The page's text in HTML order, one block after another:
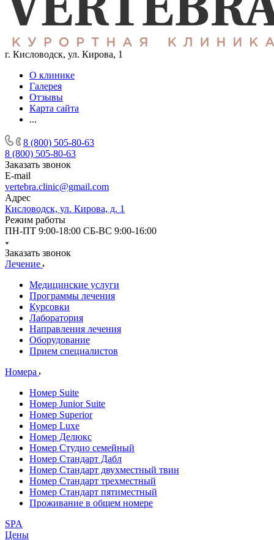
г. Кисловодск, ул. Кирова, 1
О клинике
Галерея
Отзывы
Карта сайта
...
8 (800) 505-80-63
8 (800) 505-80-63
Заказать звонок
E-mail
vertebra.clinic@gmail.com
Адрес
Кисловодск, ул. Кирова, д. 1
Режим работы
ПН-ПТ 9:00-18:00 СБ-ВС 9:00-16:00
Заказать звонок
Лечение
Медицинские услуги
Программы лечения
Курсовки
Лаборатория
Направления лечения
Оборудование
Прием специалистов
Номера
Номер Suite
Номер Junior Suite
Номер Superior
Номер Luxe
Номер Делюкс
Номер Студио семейный
Номер Стандарт Дабл
Номер Стандарт двухместный твин
Номер Стандарт трехместный
Номер Стандарт пятиместный
Проживание в общем номере
SPA
Цены